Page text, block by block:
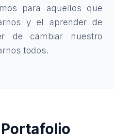
para aquellos que
y el aprender de
de cambiar nuestro
todos.